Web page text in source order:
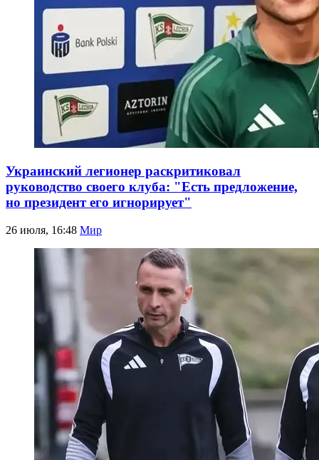
Украинский легионер раскритиковал
руководство своего клуба: "Есть предложение,
но президент его игнорирует"
26 июля, 16:48 Мир